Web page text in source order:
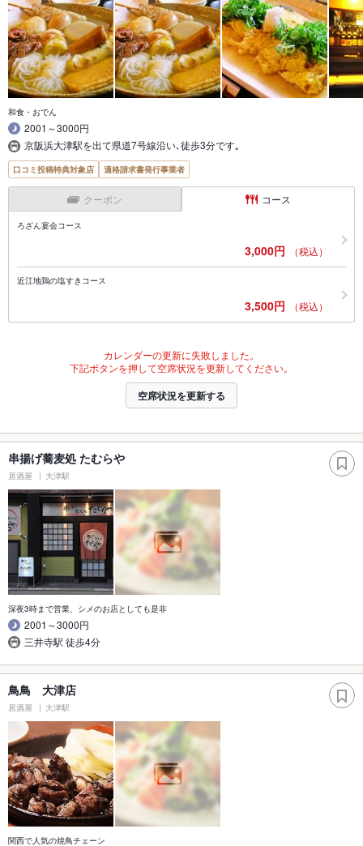
和食・おでん
2001～3000円
京阪浜大津駅を出て県道7号線沿い､徒歩3分です｡
口コミ投稿特典対象店 適格請求書発行事業者
クーポン コース
ろざん宴会コース
3,000円 （税込）
近江地鶏の塩すきコース
3,500円 （税込）
カレンダーの更新に失敗しました。
下記ボタンを押して空席状況を更新してください。
空席状況を更新する
串揚げ蕎麦処 たむらや
居酒屋 大津駅
深夜3時まで営業、シメのお店としても是非
2001～3000円
三井寺駅 徒歩4分
鳥鳥 大津店
居酒屋 大津駅
関西で人気の焼鳥チェーン